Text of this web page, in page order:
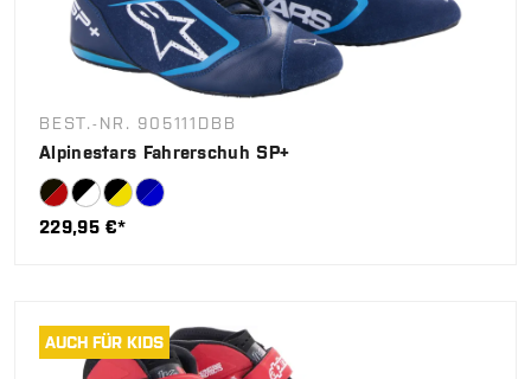
BEST.-NR. 905111DBB
Alpinestars Fahrerschuh SP+
229,95 €*
AUCH FÜR KIDS